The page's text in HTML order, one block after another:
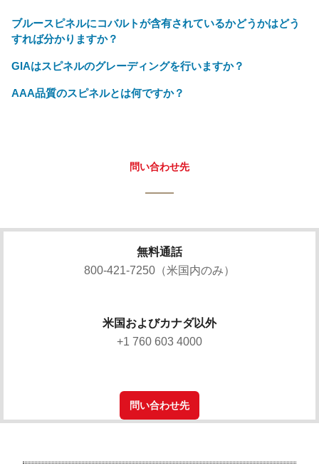
ブルースピネルにコバルトが含有されているかどうかはどう
すれば分かりますか？
GIAはスピネルのグレーディングを行いますか？
AAA品質のスピネルとは何ですか？
問い合わせ先
無料通話
800-421-7250（米国内のみ）
米国およびカナダ以外
+1 760 603 4000
問い合わせ先